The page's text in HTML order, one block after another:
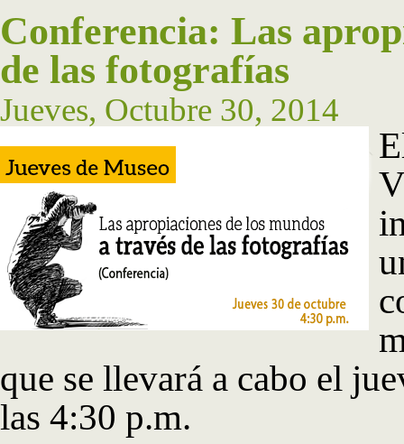
Conferencia: Las
de las fotografías
Jueves, Octubre 30, 2014
que se llevará a cabo el
las 4:30 p.m.